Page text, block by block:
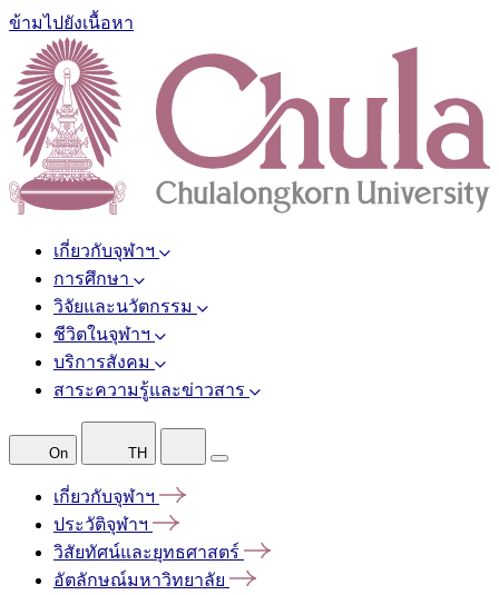
ข้ามไปยังเนื้อหา
เกี่ยวกับจุฬาฯ
การศึกษา
วิจัยและนวัตกรรม
ชีวิตในจุฬาฯ
บริการสังคม
สาระความรู้และข่าวสาร
On TH
เกี่ยวกับจุฬาฯ
ประวัติจุฬาฯ
วิสัยทัศน์และยุทธศาสตร์
อัตลักษณ์มหาวิทยาลัย